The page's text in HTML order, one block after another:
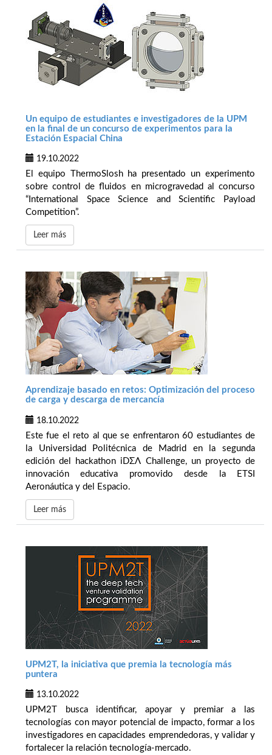
Un equipo de estudiantes e investigadores de la UPM
en la final de un concurso de experimentos para la
Estación Espacial China
19.10.2022
El equipo ThermoSlosh ha presentado un experimento
sobre control de fluidos en microgravedad al concurso
“International Space Science and Scientific Payload
Competition”.
Leer más
Aprendizaje basado en retos: Optimización del proceso
de carga y descarga de mercancía
18.10.2022
Este fue el reto al que se enfrentaron 60 estudiantes de
la Universidad Politécnica de Madrid en la segunda
edición del hackathon iDΣΛ Challenge, un proyecto de
innovación educativa promovido desde la ETSI
Aeronáutica y del Espacio.
Leer más
UPM2T, la iniciativa que premia la tecnología más
puntera
13.10.2022
UPM2T busca identificar, apoyar y premiar a las
tecnologías con mayor potencial de impacto, formar a los
investigadores en capacidades emprendedoras, y validar y
fortalecer la relación tecnología-mercado.